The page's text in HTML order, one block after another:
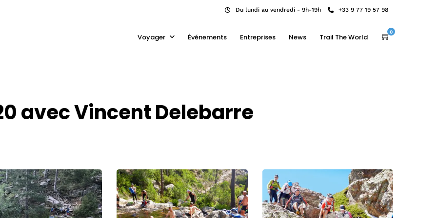
Du lundi au vendredi - 9h-19h +33 9 77 19 57 98
Voyager Événements Entreprises News Trail The World
0
avec Vincent Delebarre